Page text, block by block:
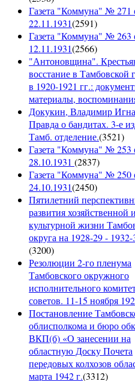
Газета "Коммуна" № 271
22.11.1931(2591)
Газета "Коммуна" № 263
12.11.1931(2566)
"Антоновщина".
восстание в Тамбовской
в 1920-1921 гг.:
материалы,
Докукин, Владимир
Правда о бандитах. 3-е
Тамб. отделение.(3521)
Газета "Коммуна" № 253
28.10.1931 (2837)
Газета "Коммуна" № 250
24.10.1931(2450)
Пятилетний
развития хозяйственной и
культурной жизни
округа на 1928-29 - 1932-
(3200)
Резолюции 2-го пленума
Тамбовского окружного
исполнительного
советов. 11-15 ноября
Постановление
облисполкома и бюро
ВКП(б) «О занесении на
областную Доску Почета
передовых колхозов
марта 1942 г.(3312)